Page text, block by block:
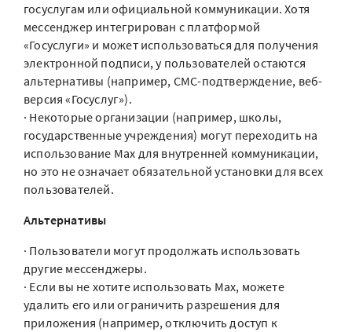
госуслугам или официальной коммуникации. Хотя
мессенджер интегрирован с платформой
«Госуслуги» и может использоваться для получения
электронной подписи, у пользователей остаются
альтернативы (например, СМС-подтверждение, веб-
версия «Госуслуг»).
· Некоторые организации (например, школы,
государственные учреждения) могут переходить на
использование Max для внутренней коммуникации,
но это не означает обязательной установки для всех
пользователей.
Альтернативы
· Пользователи могут продолжать использовать
другие мессенджеры.
· Если вы не хотите использовать Max, можете
удалить его или ограничить разрешения для
приложения (например, отключить доступ к